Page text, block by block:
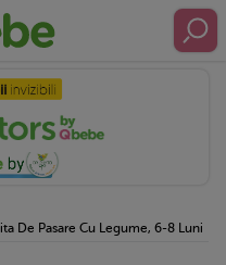
De Pasare Cu Legume, 6-8 Luni